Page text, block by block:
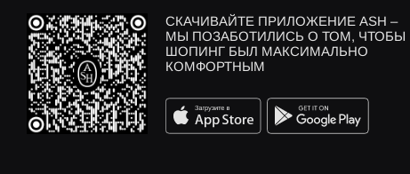
СКАЧИВАЙТЕ ПРИЛОЖЕНИЕ ASH –
МЫ ПОЗАБОТИЛИСЬ О ТОМ, ЧТОБЫ
ШОПИНГ БЫЛ МАКСИМАЛЬНО
КОМФОРТНЫМ